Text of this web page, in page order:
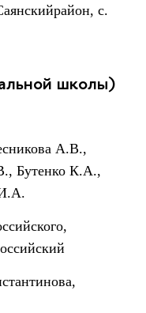
с.
школы)
А.В.,
Бутенко К.А.,